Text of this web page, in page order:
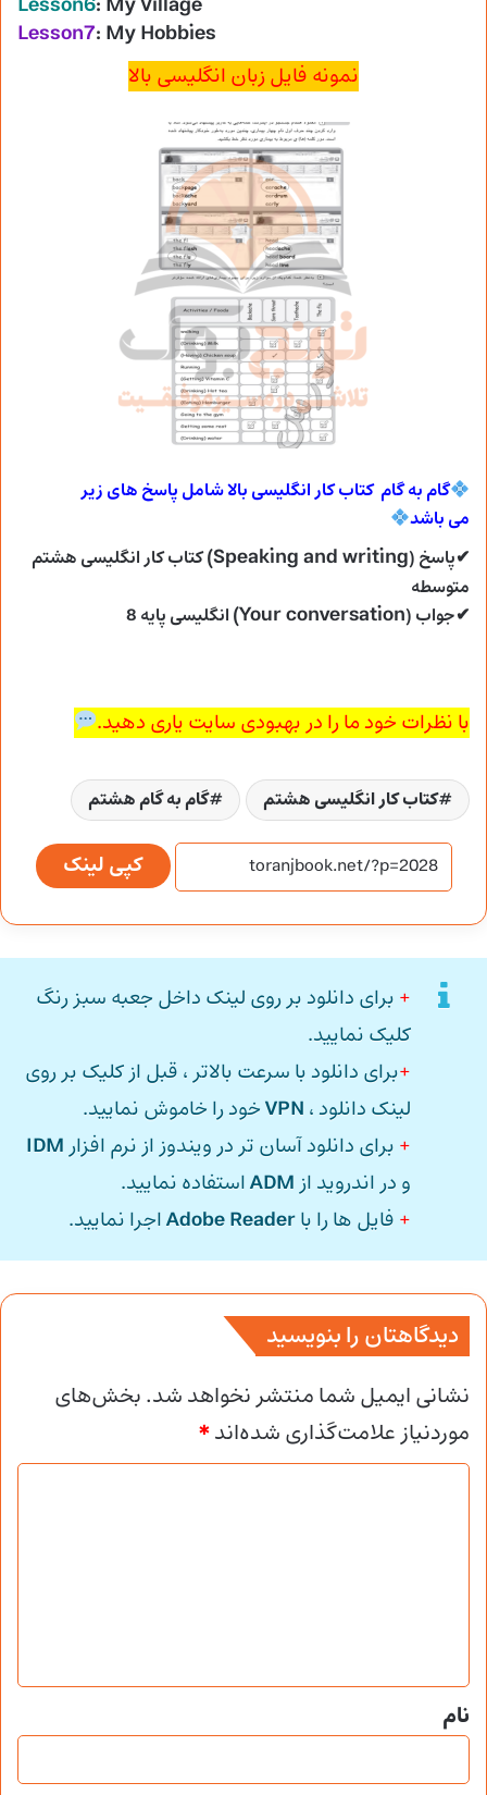
Lesson7: My Hobbies
نمونه فایل زبان انگلیسی بالا
گام به گام کتاب کار انگلیسی بالا شامل پاسخ های زیر
می باشد
✔پاسخ (Speaking and writing) کتاب کار انگلیسی هشتم
متوسطه
✔جواب (Your conversation) انگلیسی پایه 8
با نظرات خود ما را در بهبودی سایت یاری دهید.
کتاب کار انگلیسی هشتم گام به گام هشتم
کپی لینک
+ برای دانلود بر روی لینک داخل جعبه سبز رنگ
کلیک نمایید.
+برای دانلود با سرعت بالاتر ، قبل از کلیک بر روی
لینک دانلود ، VPNخود را خاموش نمایید.
+ برای دانلود آسان تر در ویندوز از نرم افزار IDM
و در اندروید از ADMاستفاده نمایید.
+ فایل ها را باAdobe Readerاجرا نمایید.
دیدگاهتان را بنویسید
نشانی ایمیل شما منتشر نخواهد شد.بخش‌های
موردنیاز علامت‌گذاری شده‌اند*
*
نام